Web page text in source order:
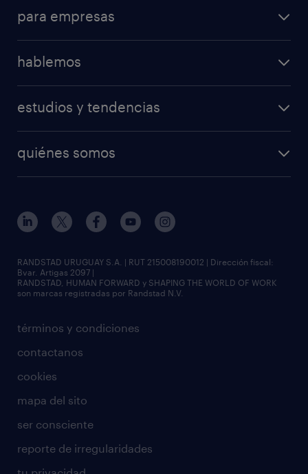
para empresas
hablemos
estudios y tendencias
quiénes somos
términos y condiciones
contactanos
cookies
mapa del sito
ser consciente
reporte de irregularidades
RANDSTAD URUGUAY S.A. | RUT 215008190012 | Dirección fiscal:
Bvar. Artigas 2097 |
RANDSTAD, HUMAN FORWARD y SHAPING THE WORLD OF WORK
son marcas registradas por Randstad N.V.